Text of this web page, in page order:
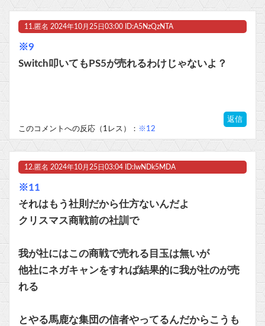
11. 匿名 2024年10月25日03:00 ID:A5NzQzNTA
※9
Switch叩いてもPS5が売れるわけじゃないよ？
返信
このコメントへの反応（1レス）： ※12
12. 匿名 2024年10月25日03:04 ID:IwNDk5MDA
※11
それはもう社則だから仕方ないんだよ
クリスマス商戦前の社訓で
我が社にはこの商戦で売れる目玉は無いが
他社にネガキャンをすれば結果的に我が社のが売
れる
とやる馬鹿な集団の信者やってるんだからこうも